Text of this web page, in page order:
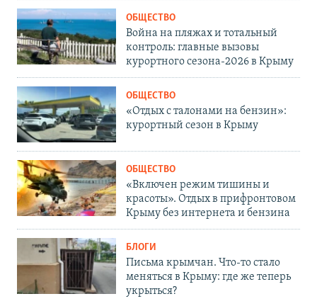
ОБЩЕСТВО
Война на пляжах и тотальный
контроль: главные вызовы
курортного сезона-2026 в Крыму
ОБЩЕСТВО
«Отдых с талонами на бензин»:
курортный сезон в Крыму
ОБЩЕСТВО
«Включен режим тишины и
красоты». Отдых в прифронтовом
Крыму без интернета и бензина
БЛОГИ
Письма крымчан. Что-то стало
меняться в Крыму: где же теперь
укрыться?